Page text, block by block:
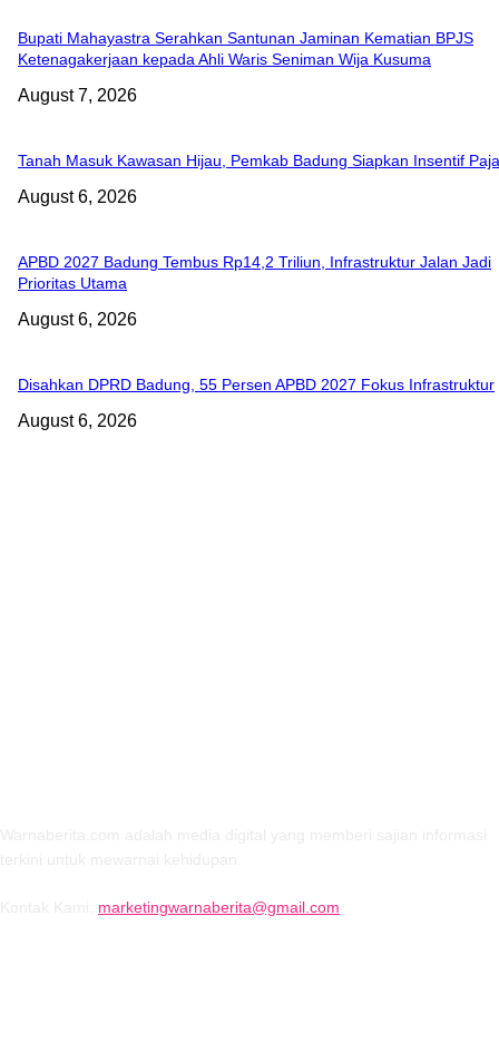
Bupati Mahayastra Serahkan Santunan Jaminan Kematian BPJS
Ketenagakerjaan kepada Ahli Waris Seniman Wija Kusuma
August 7, 2026
Tanah Masuk Kawasan Hijau, Pemkab Badung Siapkan Insentif
August 6, 2026
APBD 2027 Badung Tembus Rp14,2 Triliun, Infrastruktur Jalan Jadi
Prioritas Utama
August 6, 2026
Disahkan DPRD Badung, 55 Persen APBD 2027 Fokus Infrastruktur
August 6, 2026
marketingwarnaberita@gmail.com